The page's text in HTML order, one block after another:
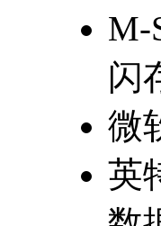
M-
闪
微
英